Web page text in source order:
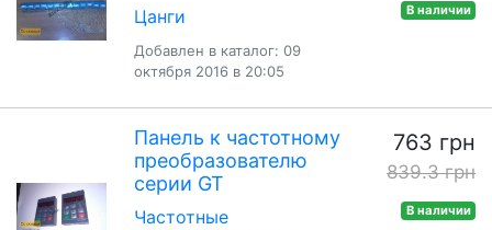
Цанги
Добавлен в каталог: 09
октября 2016 в 20:05
В наличии
Панель к частотному
преобразователю
серии GT
Частотные
763 грн
839.3 грн
В наличии